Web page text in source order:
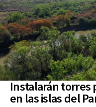
Instalarán torres
en las islas del